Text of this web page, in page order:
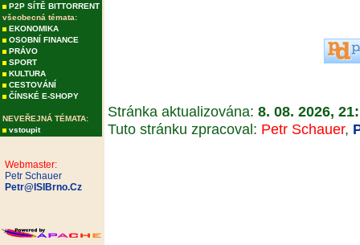
P2P SÍTĚ BITTORRENT
všeobecná témata:
EKONOMIKA
OSOBNÍ FINANCE
PRÁVO
SPORT
KULTURA
CESTOVÁNÍ
ČÍNSKÉ E-SHOPY
NEVEŘEJNÁ TÉMATA:
vstoupit
Webmaster:
Petr Schauer
Petr@ISIBrno.Cz
Stránka aktualizována: 8. 08. 2026,
Tuto stránku zpracoval: Petr Schauer,